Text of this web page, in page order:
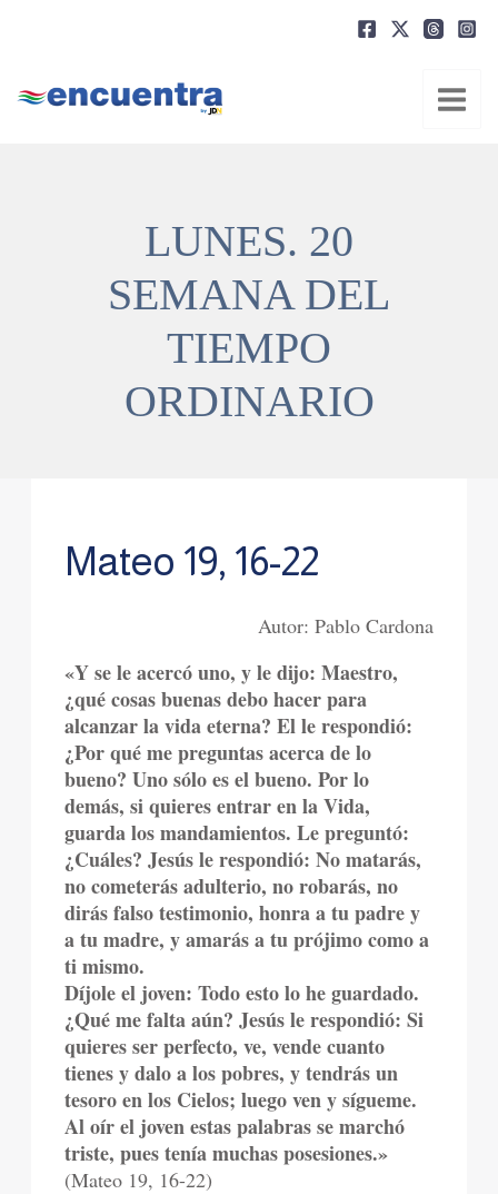
LUNES. 20
SEMANA DEL
TIEMPO
ORDINARIO
Mateo 19, 16-22
Autor: Pablo Cardona
«Y se le acercó uno, y le dijo: Maestro,
¿qué cosas buenas debo hacer para
alcanzar la vida eterna? El le respondió:
¿Por qué me preguntas acerca de lo
bueno? Uno sólo es el bueno. Por lo
demás, si quieres entrar en la Vida,
guarda los mandamientos. Le preguntó:
¿Cuáles? Jesús le respondió: No matarás,
no cometerás adulterio, no robarás, no
dirás falso testimonio, honra a tu padre y
a tu madre, y amarás a tu prójimo como a
ti mismo.
Díjole el joven: Todo esto lo he guardado.
¿Qué me falta aún? Jesús le respondió: Si
quieres ser perfecto, ve, vende cuanto
tienes y dalo a los pobres, y tendrás un
tesoro en los Cielos; luego ven y sígueme.
Al oír el joven estas palabras se marchó
triste, pues tenía muchas posesiones.»
(Mateo 19, 16-22)